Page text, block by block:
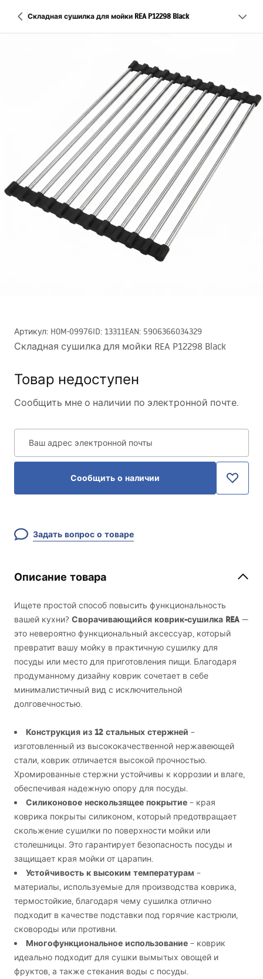
Складная сушилка для мойки REA P12298 Black
Артикул: HOM-09976ID: 13311EAN: 5906366034329
Складная сушилка для мойки REA P12298 Black
Товар недоступен
Сообщить мне о наличии по электронной почте.
Ваш адрес электронной почты
Сообщить о наличии
Задать вопрос о товаре
Описание товара
Ищете простой способ повысить функциональность
вашей кухни? Сворачивающийся коврик-сушилка REA —
это невероятно функциональный аксессуар, который
превратит вашу мойку в практичную сушилку для
посуды или место для приготовления пищи. Благодаря
продуманному дизайну коврик сочетает в себе
минималистичный вид с исключительной
долговечностью.
Конструкция из 12 стальных стержней –
изготовленный из высококачественной нержавеющей
стали, коврик отличается высокой прочностью.
Хромированные стержни устойчивы к коррозии и влаге,
обеспечивая надежную опору для посуды.
Силиконовое нескользящее покрытие – края
коврика покрыты силиконом, который предотвращает
скольжение сушилки по поверхности мойки или
столешницы. Это гарантирует безопасность посуды и
защищает края мойки от царапин.
Устойчивость к высоким температурам –
материалы, используемые для производства коврика,
термостойкие, благодаря чему сушилка отлично
подходит в качестве подставки под горячие кастрюли,
сковороды или противни.
Многофункциональное использование – коврик
идеально подходит для сушки вымытых овощей и
фруктов, а также стекания воды с посуды.